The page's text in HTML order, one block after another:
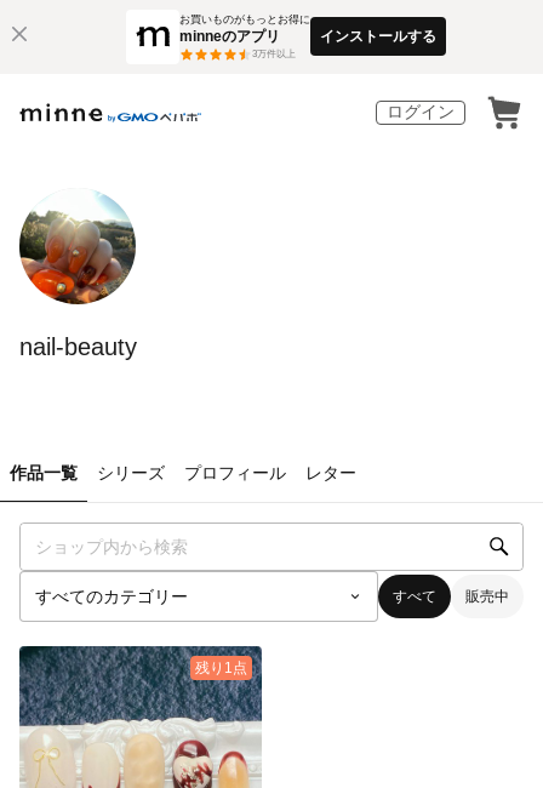
お買いものがもっとお得に
minneのアプリ
3万件以上
インストールする
ログイン
nail-beauty
作品一覧 シリーズ プロフィール レター
すべて 販売中
残り1点